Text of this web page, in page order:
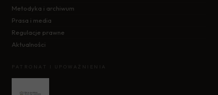
Metodyka i archiwum
Prasa i media
Regulacje prawne
Aktualności
PATRONAT I UPOWAŻNIENIA